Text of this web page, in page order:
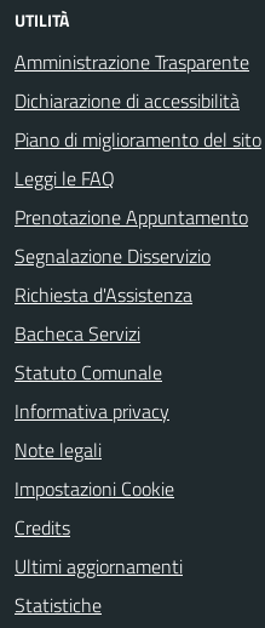
UTILITÀ
Amministrazione Trasparente
Dichiarazione di accessibilità
Piano di miglioramento del sito
Leggi le FAQ
Prenotazione Appuntamento
Segnalazione Disservizio
Richiesta d'Assistenza
Bacheca Servizi
Statuto Comunale
Informativa privacy
Note legali
Impostazioni Cookie
Credits
Ultimi aggiornamenti
Statistiche